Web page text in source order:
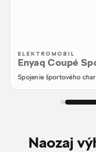
ELEKTROMOBIL
Enyaq Coupé
Spojenie športového
Naozaj